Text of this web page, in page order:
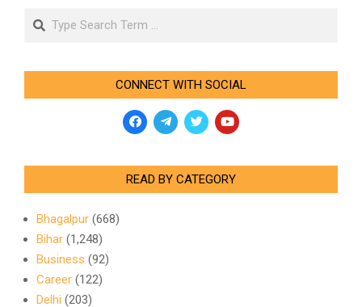
Search
CONNECT WITH SOCIAL
READ BY CATEGORY
Bhagalpur (668)
Bihar (1,248)
Business (92)
Career (122)
Delhi (203)